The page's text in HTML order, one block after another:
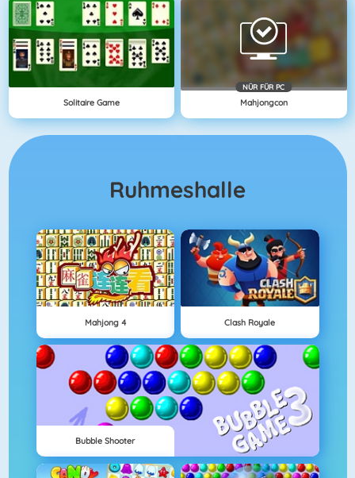
Solitaire Game
NÜR FÜR PC
Mahjongcon
Ruhmeshalle
Mahjong 4 Clash Royale
Bubble Shooter